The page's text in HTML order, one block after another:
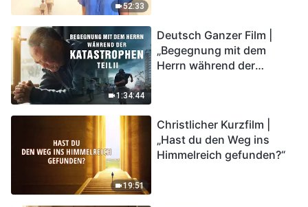
52:33
1:34:44
Deutsch Ganzer Film |
„Begegnung mit dem
Herrn während der
in das Königreich Gottes
eintreten?
19:51
Christlicher Kurzfilm |
„Hast du den Weg ins
Himmelreich gefunden?“